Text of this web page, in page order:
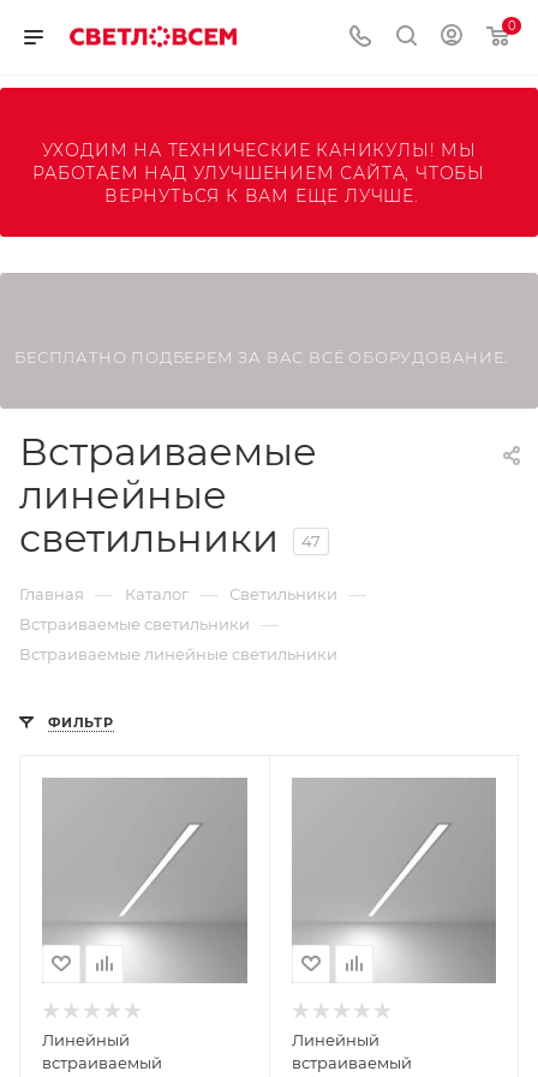
0
УХОДИМ НА ТЕХНИЧЕСКИЕ КАНИКУЛЫ! МЫ
РАБОТАЕМ НАД УЛУЧШЕНИЕМ САЙТА, ЧТОБЫ
ВЕРНУТЬСЯ К ВАМ ЕЩЕ ЛУЧШЕ.
БЕСПЛАТНО ПОДБЕРЕМ ЗА ВАС ВСЁ ОБОРУДОВАНИЕ.
Встраиваемые
линейные
светильники
47
Главная — Каталог — Светильники —
Встраиваемые светильники —
Встраиваемые линейные светильники
ФИЛЬТР
Линейный
встраиваемый
Линейный
встраиваемый